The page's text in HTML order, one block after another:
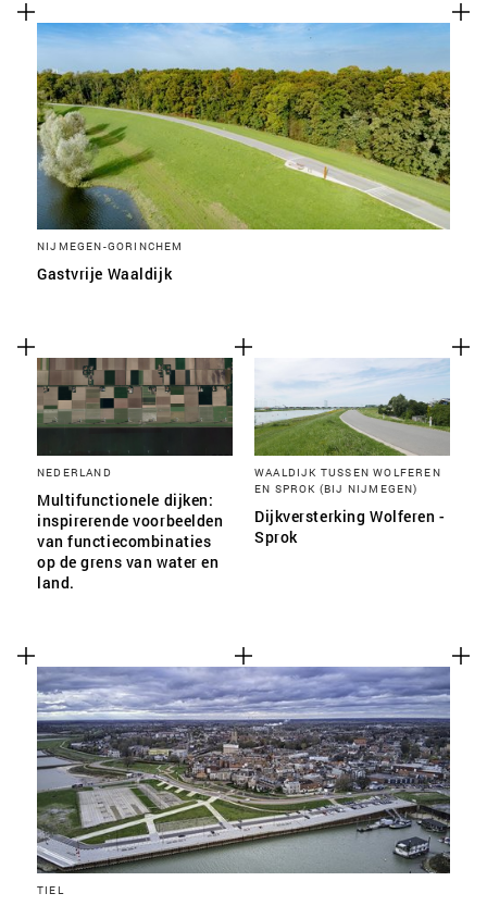
NIJMEGEN-GORINCHEM
Gastvrije Waaldijk
NEDERLAND
Multifunctionele dijken:
inspirerende voorbeelden
van functiecombinaties
op de grens van water en
land.
WAALDIJK TUSSEN WOLFEREN
EN SPROK (BIJ NIJMEGEN)
Dijkversterking Wolferen -
Sprok
TIEL